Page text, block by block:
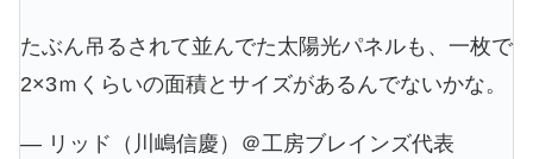
たぶん吊るされて並んでた太陽光パネルも、一枚で
2×3ｍくらいの面積とサイズがあるんでないかな。
— リッド（川嶋信慶）＠工房ブレインズ代表